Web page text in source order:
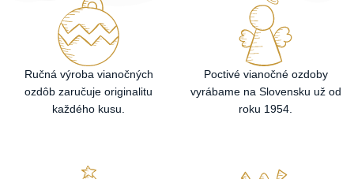
Ručná výroba vianočných
ozdôb zaručuje originalitu
každého kusu.
Poctivé vianočné ozdoby
vyrábame na Slovensku už od
roku 1954.